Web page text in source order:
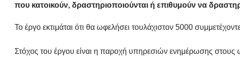
που κατοικούν, δραστηριοποιούνται ή επιθυμούν να
Το έργο εκτιμάται ότι θα ωφελήσει τουλάχιστον 5000
Στόχος του έργου είναι η παροχή υπηρεσιών ενημέρωσης στους